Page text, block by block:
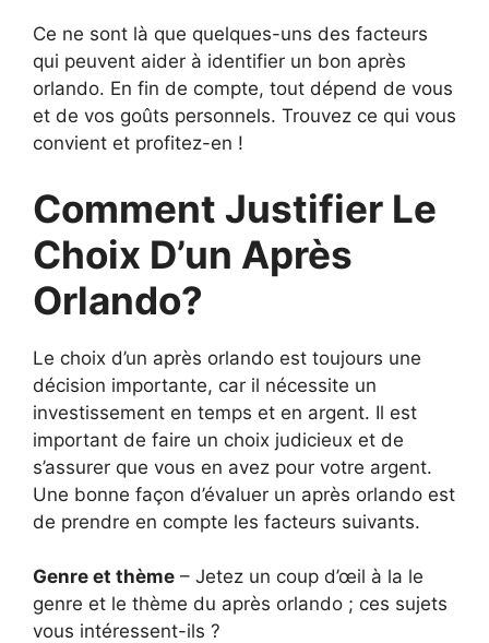
Ce ne sont là que quelques-uns des facteurs
qui peuvent aider à identifier un bon après
orlando. En fin de compte, tout dépend de vous
et de vos goûts personnels. Trouvez ce qui vous
convient et profitez-en !
Comment Justifier Le
Choix D’un Après
Orlando?
Le choix d’un après orlando est toujours une
décision importante, car il nécessite un
investissement en temps et en argent. Il est
important de faire un choix judicieux et de
s’assurer que vous en avez pour votre argent.
Une bonne façon d’évaluer un après orlando est
de prendre en compte les facteurs suivants.
Genre et thème – Jetez un coup d’œil à la le
genre et le thème du après orlando ; ces sujets
vous intéressent-ils ?